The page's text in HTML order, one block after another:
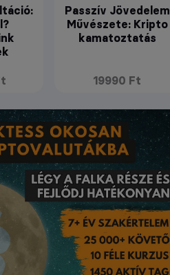
Passzív Jövedelem
Művészete: Kripto
kamatoztatás
19990 Ft